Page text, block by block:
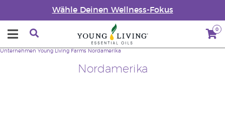
Wähle Deinen Wellness-Fokus
0
Nordamerika
Unternehmen Young Living Farms Nordamerika